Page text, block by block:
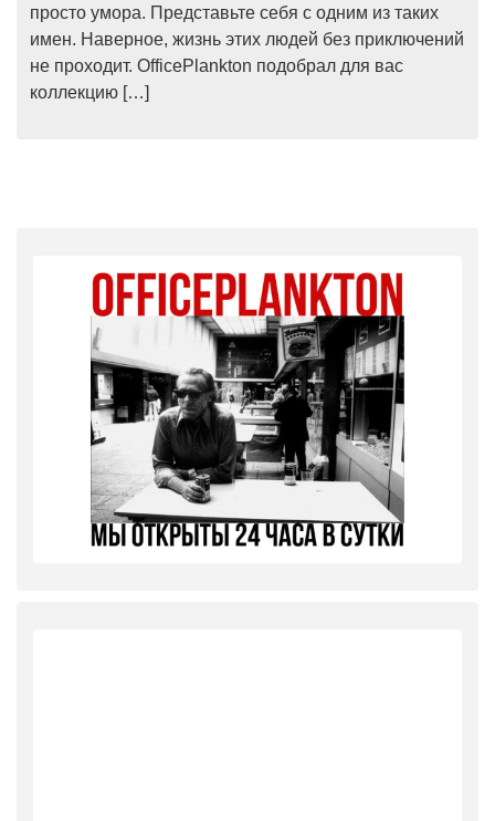
просто умора. Представьте себя с одним из таких
имен. Наверное, жизнь этих людей без приключений
не проходит. OfficePlankton подобрал для вас
коллекцию […]